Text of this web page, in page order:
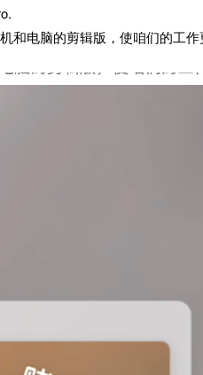
和电脑的剪辑版，使咱们的工